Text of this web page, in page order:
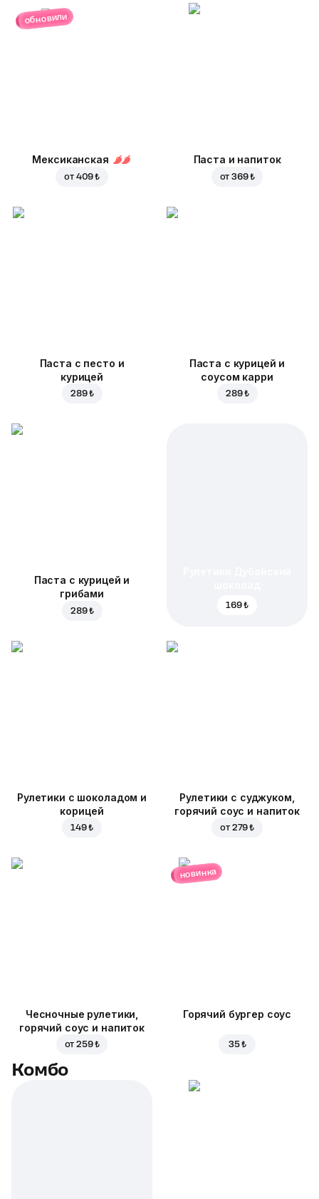
обновили
Мексиканская
от 409 ₺
Паста и напиток
от369 ₺
Паста с песто и
курицей
289 ₺
Паста с курицей и
соусом карри
289 ₺
Паста с курицей и
грибами
289 ₺
169 ₺
Рулетики с шоколадом и
корицей
149 ₺
Рулетики с суджуком,
горячий соус и напиток
от 279 ₺
Чесночные рулетики,
горячий соус и напиток
от259 ₺
новинка
Горячий бургер соус
35 ₺
Комбо